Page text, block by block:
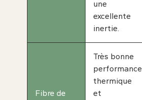
une
excellente
inertie.
Fibre de
Très bonne
performance
thermique
et